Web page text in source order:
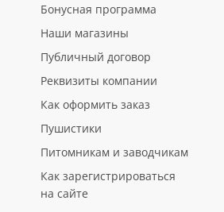
Бонусная программа
Наши магазины
Публичный договор
Реквизиты компании
Как оформить заказ
Пушистики
Питомникам и заводчикам
Как зарегистрироваться
на сайте